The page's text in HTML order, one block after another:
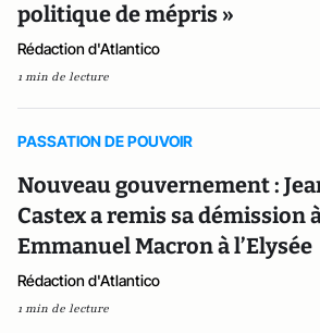
politique de mépris »
Rédaction d'Atlantico
1 min de lecture
PASSATION DE POUVOIR
Nouveau gouvernement :
Castex a remis sa démission
Emmanuel Macron à l’Elysée
Rédaction d'Atlantico
1 min de lecture